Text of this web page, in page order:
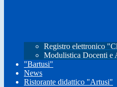
Registro elettronico
Modulistica Docenti e
"Bartusi"
News
Ristorante didattico "Artusi"